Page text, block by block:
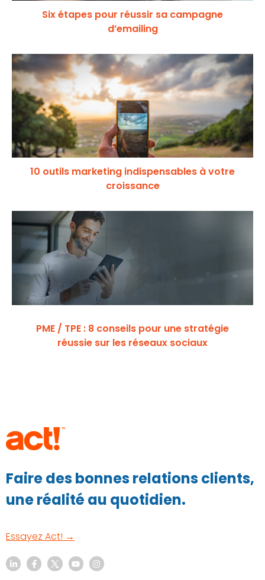
Six étapes pour réussir sa campagne
d’emailing
10 outils marketing indispensables à votre
croissance
PME / TPE : 8 conseils pour une stratégie
réussie sur les réseaux sociaux
Faire des bonnes relations clients,
une réalité au quotidien.
Essayez Act! →